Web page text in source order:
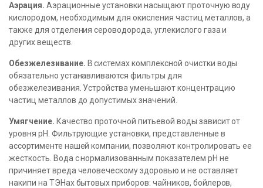
Аэрация. Аэрационные установки насыщают проточную воду
кислородом, необходимым для окисления частиц металлов, а
также для отделения сероводорода, углекислого газа и
других веществ.
Обезжелезивание. В системах комплексной очистки воды
обязательно устанавливаются фильтры для
обезжелезивания. Устройства уменьшают концентрацию
частиц металлов до допустимых значений.
Умягчение. Качество проточной питьевой воды зависит от
уровня pH. Фильтрующие установки, представленные в
ассортименте нашей компании, позволяют контролировать ее
жесткость. Вода с нормализованным показателем pH не
причиняет вреда человеческому здоровью и не оставляет
накипи на ТЭНах бытовых приборов: чайников, бойлеров,